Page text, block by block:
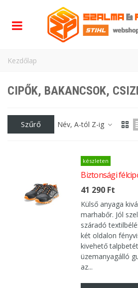
Kezdőlap
CIPŐK, BAKANCSOK,
Szűrő Név, A-tól Z-ig
készleten
Biztonsági
41 290 Ft
Külső anyaga
marhabőr. Jól
száradó
két oldalon
kivehető
üzemanyagálló
az...